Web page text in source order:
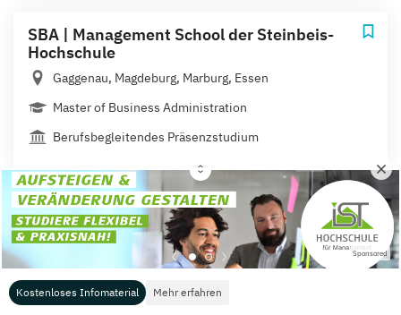
Kostenloses Infomaterial Mehr erfahren
Sponsored
SBA | Management School der Steinbeis-
Hochschule
Gaggenau, Magdeburg, Marburg, Essen
Master of Business Administration
Berufsbegleitendes Präsenzstudium
SBS Swiss Business School
Zürich
General Management (versch. Schwerpunkte)
Berufsbegleitendes Präsenzstudium